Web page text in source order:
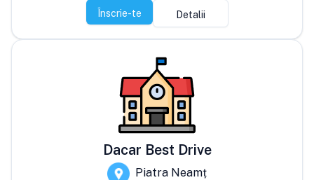
Înscrie-te Detalii
Dacar Best Drive
Piatra Neamț